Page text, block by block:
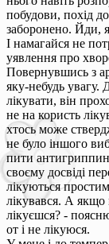
побудови, похід
заборонено. Йди,
І намагайся не
уявлення про
Повернувшись з
яку-небудь увагу.
лікувати, він
не на користь
хтось може
не було іншого
пити
своєму досвіді
лікуються
лікувався. А
лікуєшся? -
от і не лікуюся.